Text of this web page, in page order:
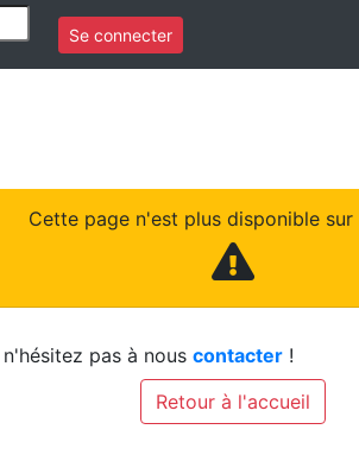
Se connecter
Cette page n'est plus disponible sur
pas à nous contacter !
Retour à l'accueil